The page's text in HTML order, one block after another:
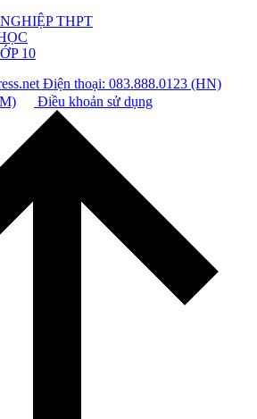
THPT
10
Điện thoại: 083.888.0123 (HN)
Điều khoản sử dụng